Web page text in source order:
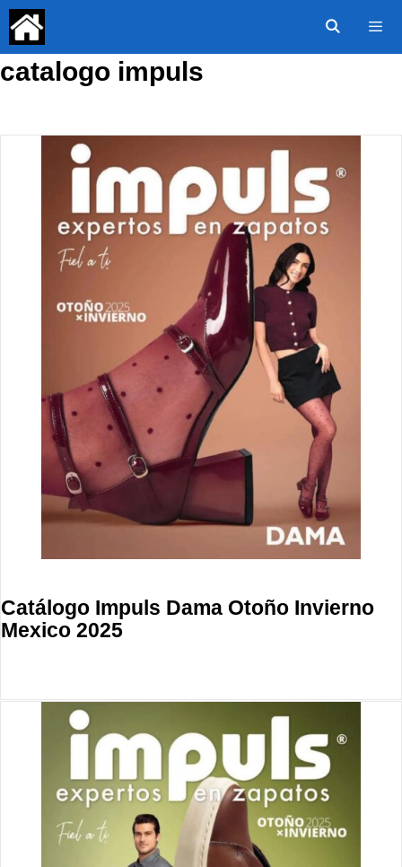
Saltar
contenido
catalogo impuls
Catálogo Impuls Dama Otoño Invierno
Mexico 2025